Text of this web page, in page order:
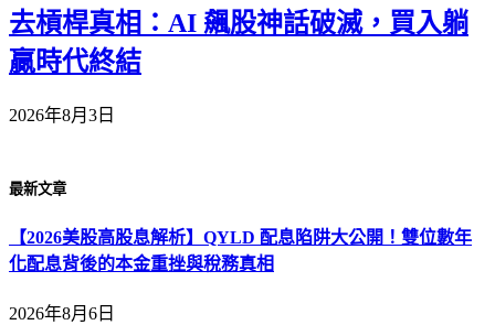
去槓桿真相：AI 飆股神話破滅，買入躺
贏時代終結
2026年8月3日
最新文章
【2026美股高股息解析】QYLD 配息陷阱大公開！雙位數年
化配息背後的本金重挫與稅務真相
2026年8月6日